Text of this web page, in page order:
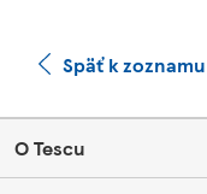
Späť k zoznamu
Footer
O Tescu